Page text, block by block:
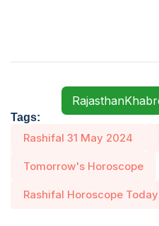
Tags:
Rashifal 31 May 2024
Tomorrow's Horoscope
Rashifal Horoscope Today